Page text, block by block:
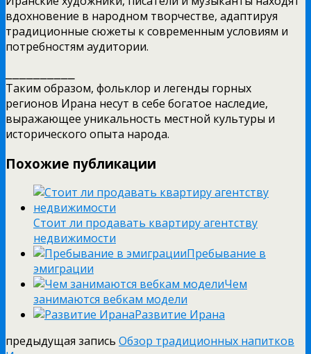
вдохновение в народном творчестве, адаптируя
традиционные сюжеты к современным условиям и
потребностям аудитории.
Таким образом, фольклор и легенды горных
регионов Ирана несут в себе богатое наследие,
выражающее уникальность местной культуры и
исторического опыта народа.
Похожие публикации
Стоит ли продавать квартиру агентству
недвижимости
Пребывание в
эмиграции
Чем
занимаются вебкам модели
Развитие Ирана
предыдущая запись Обзор традиционных напитков